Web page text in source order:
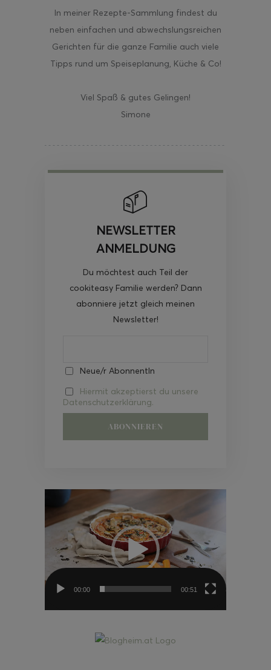
In meiner Rezepte-Sammlung findest du
neben einfachen und abwechslungsreichen
Gerichten für die ganze Familie auch viele
Tipps rund um Speiseplanung, Küche & Co!
Viel Spaß & gutes Gelingen!
Simone
NEWSLETTER
ANMELDUNG
Du möchtest auch Teil der
cookiteasy Familie werden? Dann
abonniere jetzt gleich meinen
Newsletter!
Neue/r AbonnentIn
Hiermit akzeptierst du unsere
Datenschutzerklärung.
Video-
00:00 00:51